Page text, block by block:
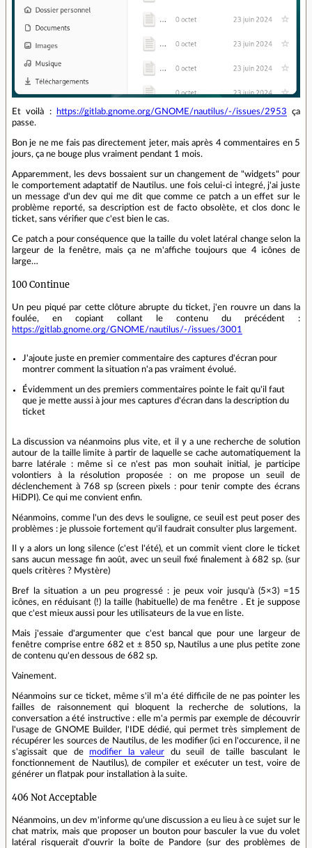
Et voilà : https://gitlab.gnome.org/GNOME/nautilus/-/issues/2953 ça
passe.
Bon je ne me fais pas directement jeter, mais après 4 commentaires en 5
jours, ça ne bouge plus vraiment pendant 1 mois.
Apparemment, les devs bossaient sur un changement de "widgets" pour
le comportement adaptatif de Nautilus. une fois celui-ci integré, j'ai juste
un message d'un dev qui me dit que comme ce patch a un effet sur le
problème reporté, sa description est de facto obsolète, et clos donc le
ticket, sans vérifier que c'est bien le cas.
Ce patch a pour conséquence que la taille du volet latéral change selon la
largeur de la fenêtre, mais ça ne m'affiche toujours que 4 icônes de
large…
100 Continue
Un peu piqué par cette clôture abrupte du ticket, j'en rouvre un dans la
foulée, en copiant collant le contenu du précédent :
https://gitlab.gnome.org/GNOME/nautilus/-/issues/3001
J'ajoute juste en premier commentaire des captures d'écran pour
montrer comment la situation n'a pas vraiment évolué.
Évidemment un des premiers commentaires pointe le fait qu'il faut
que je mette aussi à jour mes captures d'écran dans la description du
ticket
La discussion va néanmoins plus vite, et il y a une recherche de solution
autour de la taille limite à partir de laquelle se cache automatiquement la
barre latérale : même si ce n'est pas mon souhait initial, je participe
volontiers à la résolution proposée : on me propose un seuil de
déclenchement à 768 sp (screen pixels : pour tenir compte des écrans
HiDPI). Ce qui me convient enfin.
Néanmoins, comme l'un des devs le souligne, ce seuil est peut poser des
problèmes : je plussoie fortement qu'il faudrait consulter plus largement.
Il y a alors un long silence (c'est l'été), et un commit vient clore le ticket
sans aucun message fin août, avec un seuil fixé finalement à 682 sp. (sur
quels critères ? Mystère)
Bref la situation a un peu progressé : je peux voir jusqu'à (5×3) =15
icônes, en réduisant (!) la taille (habituelle) de ma fenêtre . Et je suppose
que c'est mieux aussi pour les utilisateurs de la vue en liste.
Mais j'essaie d'argumenter que c'est bancal que pour une largeur de
fenêtre comprise entre 682 et ± 850 sp, Nautilus a une plus petite zone
de contenu qu'en dessous de 682 sp.
Vainement.
Néanmoins sur ce ticket, même s'il m'a été difficile de ne pas pointer les
failles de raisonnement qui bloquent la recherche de solutions, la
conversation a été instructive : elle m'a permis par exemple de découvrir
l'usage de GNOME Builder, l'IDE dédié, qui permet très simplement de
récupérer les sources de Nautilus, de les modifier (ici en l'occurence, il ne
s'agissait que de modifier la valeur du seuil de taille basculant le
fonctionnement de Nautilus), de compiler et exécuter un test, voire de
générer un flatpak pour installation à la suite.
406 Not Acceptable
Néanmoins, un dev m'informe qu'une discussion a eu lieu à ce sujet sur le
chat matrix, mais que proposer un bouton pour basculer la vue du volet
latéral risquerait d'ouvrir la boîte de Pandore (sur des problèmes de